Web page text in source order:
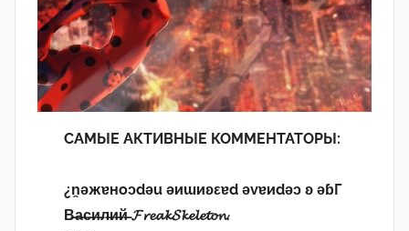
САМЫЕ АКТИВНЫЕ КОММЕНТАТОРЫ:
¿n̯ǝжɐноɔdǝu ǝиɯиʚεɐd ǝvɐиdǝɔ ʚ ǝɓГ
В̶а̶с̶и̶л̶и̶й̶ 𝓕𝓻𝓮𝓪𝓴𝓢𝓴𝓮𝓵𝓮𝓽𝓸𝓷.